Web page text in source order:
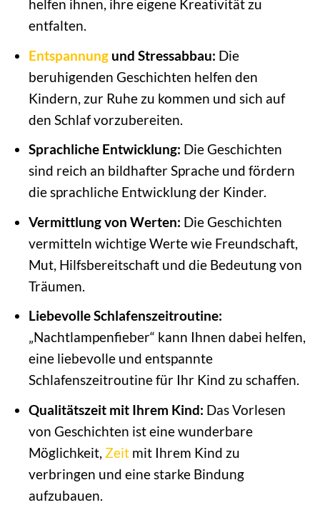
helfen ihnen, ihre eigene Kreativität zu
entfalten.
Entspannungund Stressabbau: Die
beruhigenden Geschichten helfen den
Kindern, zur Ruhe zu kommen und sich auf
den Schlaf vorzubereiten.
Sprachliche Entwicklung: Die Geschichten
sind reich an bildhafter Sprache und fördern
die sprachliche Entwicklung der Kinder.
Vermittlung von Werten: Die Geschichten
vermitteln wichtige Werte wie Freundschaft,
Mut, Hilfsbereitschaft und die Bedeutung von
Träumen.
Liebevolle Schlafenszeitroutine:
„Nachtlampenfieber“ kann Ihnen dabei helfen,
eine liebevolle und entspannte
Schlafenszeitroutine für Ihr Kind zu schaffen.
Qualitätszeit mit Ihrem Kind: Das Vorlesen
von Geschichten ist eine wunderbare
Möglichkeit, Zeitmit Ihrem Kind zu
verbringen und eine starke Bindung
aufzubauen.